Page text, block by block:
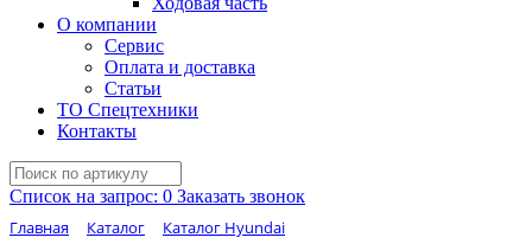
О компании
Сервис
Оплата и доставка
Статьи
ТО Спецтехники
Контакты
Список на запрос: 0 Заказать звонок
Главная Каталог
Каталог Hyundai